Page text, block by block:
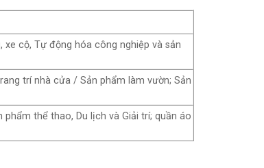
cộ, Tự động hóa công nghiệp và sản
trí nhà cửa / Sản phẩm làm vườn; Sản
thể thao, Du lịch và Giải trí; quần áo